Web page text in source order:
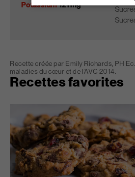
Potassium121 mg
Recette créée par Emily Richards, PH
maladies du cœur et de l’AVC 2014.
Recettes favorites